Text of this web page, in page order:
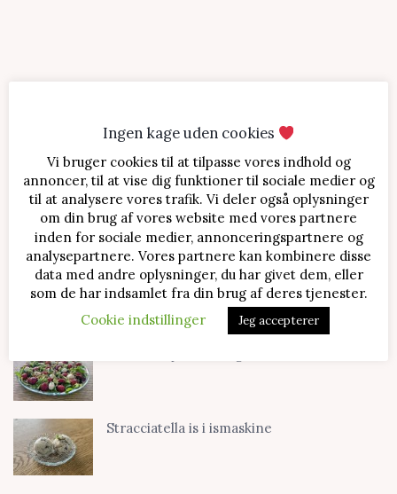
SENESTE OPSKRIFTER
Jordbærtærte med mascarponecreme
Klassisk cheesecake med kirsebær
Stracciatella is i ismaskine
Ingen kage uden cookies
Vi bruger cookies til at tilpasse vores indhold og
annoncer, til at vise dig funktioner til sociale medier og
til at analysere vores trafik. Vi deler også oplysninger
om din brug af vores website med vores partnere
inden for sociale medier, annonceringspartnere og
analysepartnere. Vores partnere kan kombinere disse
data med andre oplysninger, du har givet dem, eller
som de har indsamlet fra din brug af deres tjenester.
Cookie indstillinger
Jeg accepterer